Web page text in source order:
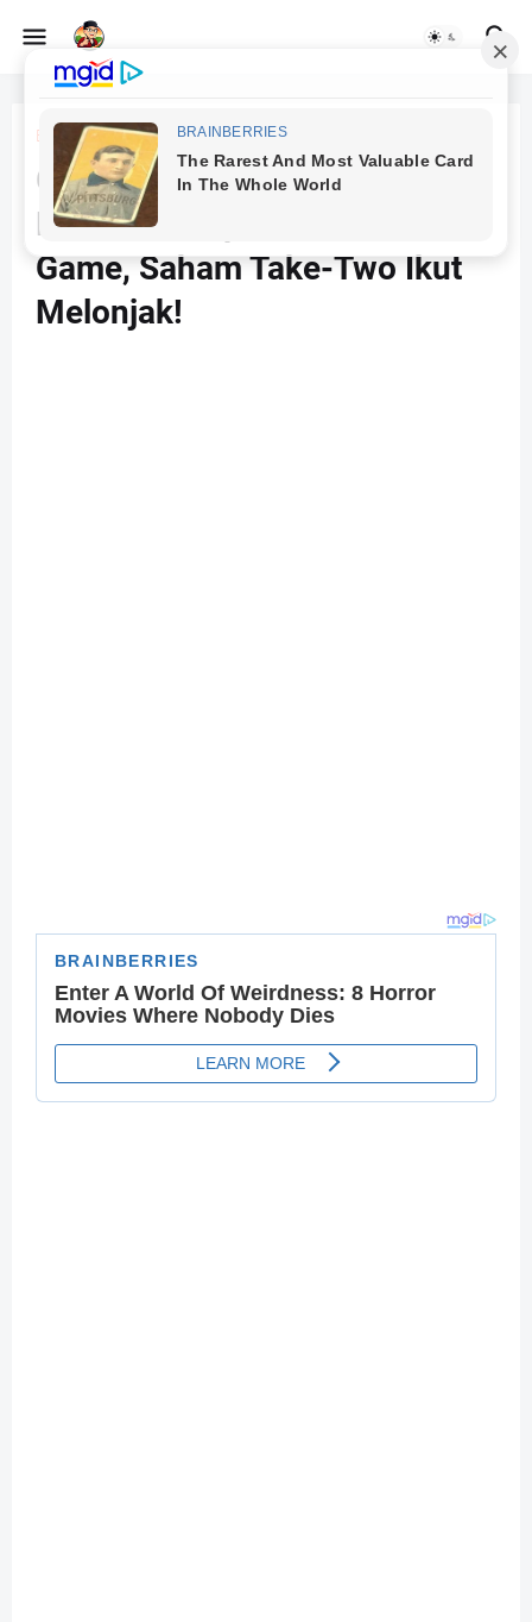
Beranda GTA VI
GTA VI Rilis Mei 2026:
Rockstar Siap Gebrak Dunia
Game, Saham Take-Two Ikut
Melonjak!